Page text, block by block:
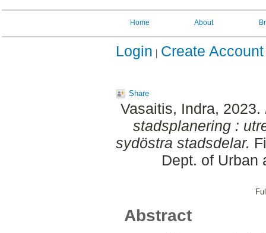
Home About
Login Create Account
Share
Vasaitis, Indra, 2023.
stadsplanering :
sydöstra stadsdelar.
Dept. of Urban
Abstract